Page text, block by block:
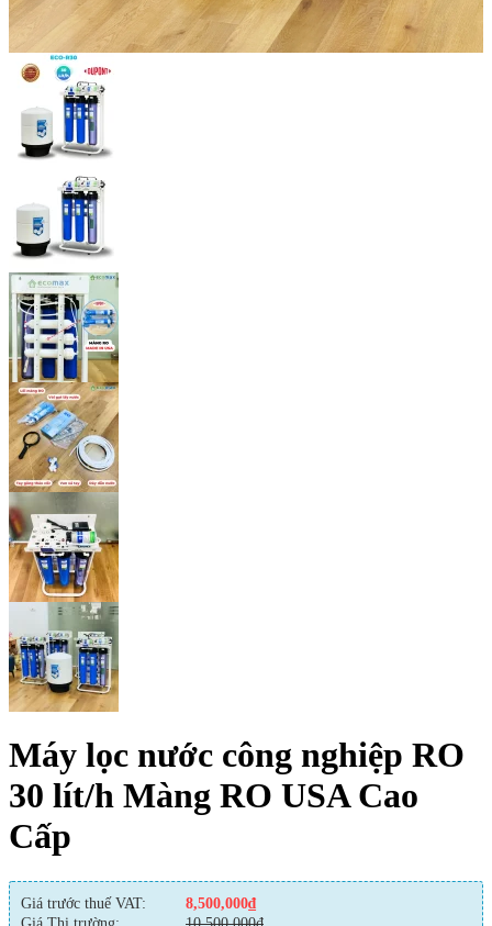
Máy lọc nước công nghiệp RO
30 lít/h Màng RO USA Cao
Cấp
Giá trước thuế VAT: 8,500,000₫